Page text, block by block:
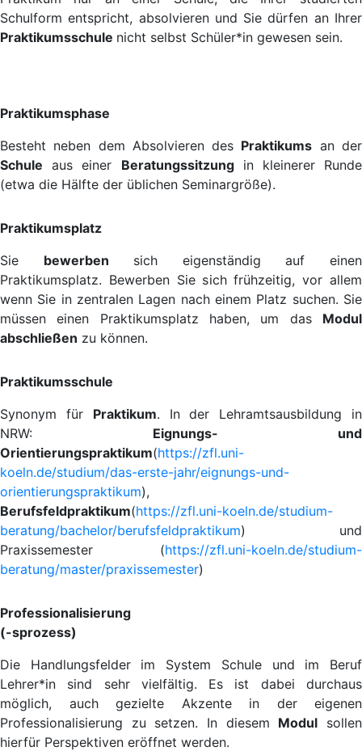
Schulform entspricht, absolvieren und Sie dürfen an Ihrer
Praktikumsschule nicht selbst Schüler*in gewesen sein.
Praktikumsphase
Besteht neben dem Absolvieren des Praktikums an der
Schule aus einer Beratungssitzungin kleinerer Runde
(etwa die Hälfte der üblichen Seminargröße).
Praktikumsplatz
Sie bewerben sich eigenständig auf einen
Praktikumsplatz. Bewerben Sie sich frühzeitig, vor allem
wenn Sie in zentralen Lagen nach einem Platz suchen. Sie
müssen einen Praktikumsplatz haben, um das Modul
abschließen zu können.
Praktikumsschule
Synonym für Praktikum. In der Lehramtsausbildung in
NRW: Eignungs- und
Orientierungspraktikum(https://zfl.uni-
koeln.de/studium/das-erste-jahr/eignungs-und-
orientierungspraktikum),
Berufsfeldpraktikum(https://zfl.uni-koeln.de/studium-
beratung/bachelor/berufsfeldpraktikum) und
Praxissemester (https://zfl.uni-koeln.de/studium-
beratung/master/praxissemester)
Professionalisierung
(-sprozess)
Die Handlungsfelder im System Schule und im Beruf
Lehrer*in sind sehr vielfältig. Es ist dabei durchaus
möglich, auch gezielte Akzente in der eigenen
Professionalisierung zu setzen. In diesem Modul sollen
hierfür Perspektiven eröffnet werden.